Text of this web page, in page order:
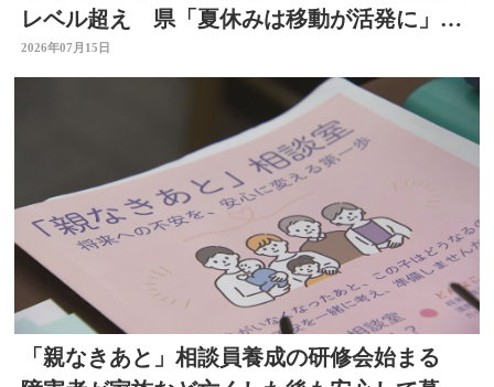
レベル超え 県「夏休みは移動が活発に」感
染対策を 大分
2026年07月15日
「親なきあと」相談員養成の研修会始まる